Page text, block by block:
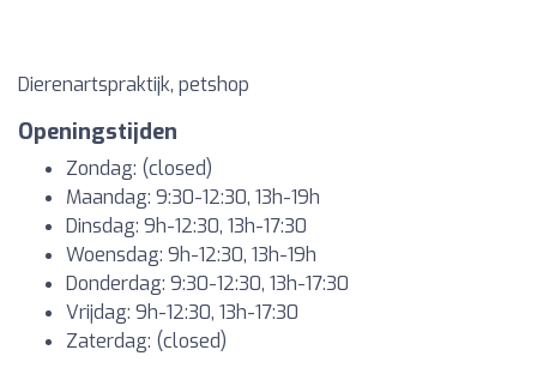
Dierenartspraktijk, petshop
Openingstijden
Zondag: (closed)
Maandag: 9:30-12:30, 13h-19h
Dinsdag: 9h-12:30, 13h-17:30
Woensdag: 9h-12:30, 13h-19h
Donderdag: 9:30-12:30, 13h-17:30
Vrijdag: 9h-12:30, 13h-17:30
Zaterdag: (closed)